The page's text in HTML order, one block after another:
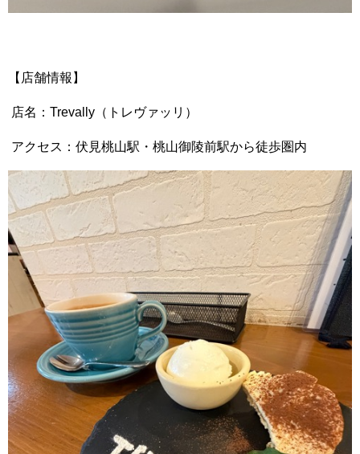
【店舗情報】
店名：Trevally（トレヴァッリ）
アクセス：伏見桃山駅・桃山御陵前駅から徒歩圏内